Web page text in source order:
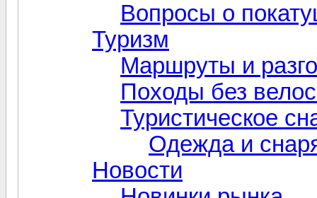
Вопросы о
Туризм
Маршруты и
Походы без
Туристическое
Одежда и
Новости